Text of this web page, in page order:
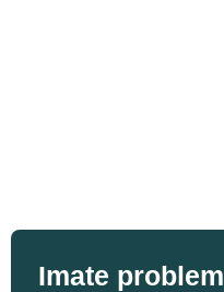
Imate problem